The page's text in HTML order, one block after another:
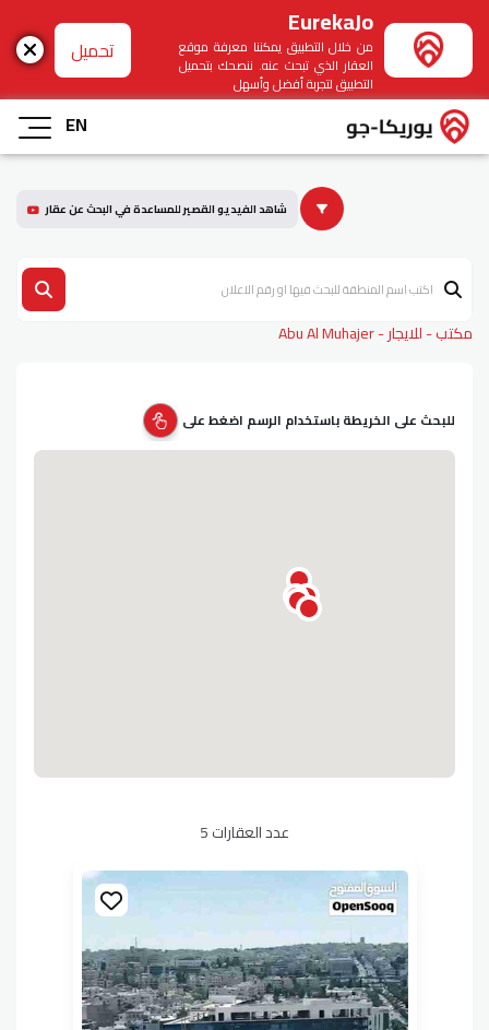
EurekaJo
من خلال التطبيق يمكننا معرفة موقع
العقار الذي تبحث عنه. ننصحك بتحميل
التطبيق لتجربة أفضل وأسهل
تحميل
EN
مكتب - للايجار - Abu Al Muhajer
شاهد الفيديو القصير للمساعدة في البحث عن عقار
للبحث على الخريطة باستخدام الرسم اضغط على
عدد العقارات 5